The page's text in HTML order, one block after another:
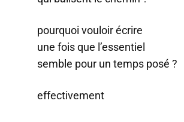
pourquoi vouloir écrire
une fois que l’essentiel
semble pour un temps posé ?
effectivement